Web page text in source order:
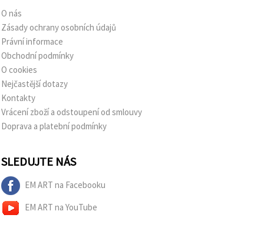
O nás
Zásady ochrany osobních údajů
Právní informace
Obchodní podmínky
O cookies
Nejčastější dotazy
Kontakty
Vrácení zboží a odstoupení od smlouvy
Doprava a platební podmínky
SLEDUJTE NÁS
EM ART na Facebooku
EM ART na YouTube